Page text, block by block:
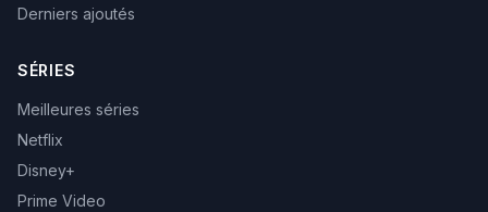
Derniers ajoutés
SÉRIES
Meilleures séries
Netflix
Disney+
Prime Video